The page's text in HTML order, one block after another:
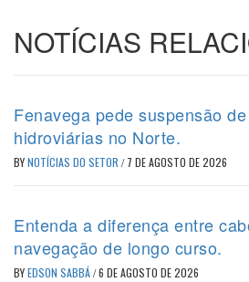
NOTÍCIAS
Fenavega pede suspensão
hidroviárias no Norte.
BYNOTÍCIAS DO SETOR / 7 DE AGOSTO DE 2026
Entenda a diferença entre
navegação de longo curso.
BYEDSON SABBÁ/6 DE AGOSTO DE 2026